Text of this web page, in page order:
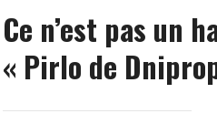
Ce n’est pas un
« Pirlo de